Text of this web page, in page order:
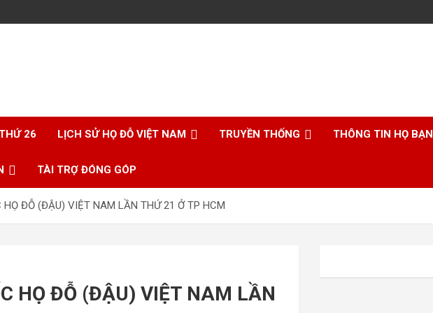
26 LỊCH SỬ HỌ ĐỖ VIỆT NAM TRUYỀN THỐNG THÔNG TIN HỌ BẠN
TÀI TRỢ ĐÓNG GÓP
HỌ ĐỖ (ĐẬU) VIỆT NAM LẦN THỨ 21 Ở TP HCM
HỌ ĐỖ (ĐẬU) VIỆT NAM LẦN